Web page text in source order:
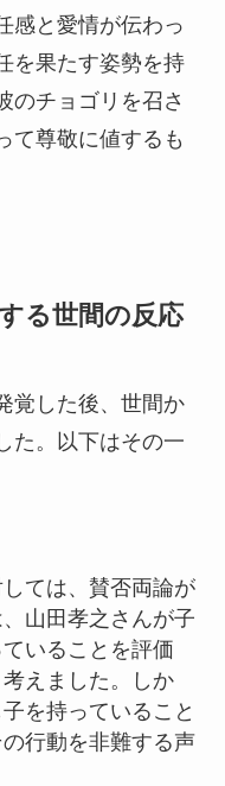
感と愛情が伝わっ
を果たす姿勢を持
のチョゴリを召さ
て尊敬に値するも
る世間の反応
覚した後、世間か
た。以下はその一
ては、賛否両論が
山田孝之さんが子
いることを評価
えました。しか
を持っていること
行動を非難する声